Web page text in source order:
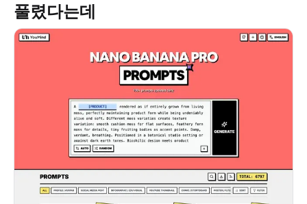
풀렸다는데